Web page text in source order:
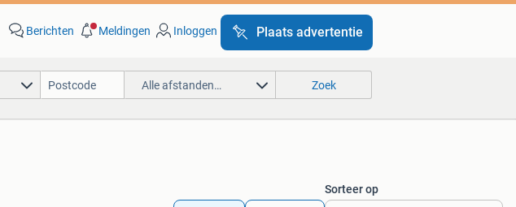
Berichten Meldingen Inloggen Plaats advertentie
Alle afstanden… Zoek
Sorteer op